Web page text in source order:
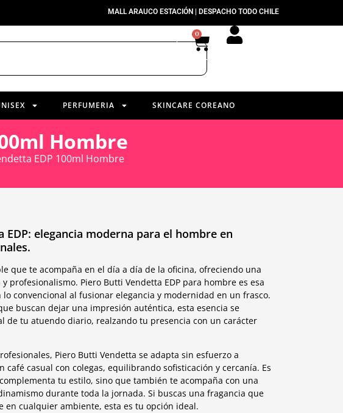
MALL ARAUCO ESTACIÓN | DESPACHO TODO CHILE
0
PERFUMERIA SKINCARE COREANO
Hombre
EDP 100ml Hombre
EDP: elegancia moderna para el hombre en
que te acompaña en el día a día de la oficina, ofreciendo una
profesionalismo. Piero Butti Vendetta EDP para hombre es esa
convencional al fusionar elegancia y modernidad en un frasco.
buscan dejar una impresión auténtica, esta esencia se
de tu atuendo diario, realzando tu presencia con un carácter
Piero Butti Vendetta se adapta sin esfuerzo a
café casual con colegas, equilibrando sofisticación y cercanía. Es
tu estilo, sino que también te acompaña con una
durante toda la jornada. Si buscas una fragancia que
en cualquier ambiente, esta es tu opción ideal.